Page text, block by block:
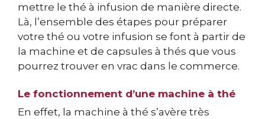
mettre le thé à infusion de manière directe.
Là, l’ensemble des étapes pour préparer
votre thé ou votre infusion se font à partir de
la machine et de capsules à thés que vous
pourrez trouver en vrac dans le commerce.
Le fonctionnement d’une machine à thé
En effet, la machine à thé s’avère très